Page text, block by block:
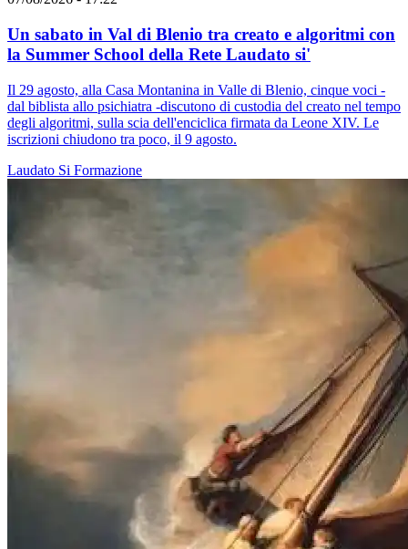
Un sabato in Val di Blenio tra creato e algoritmi con
la Summer School della Rete Laudato si'
Il 29 agosto, alla Casa Montanina in Valle di Blenio, cinque voci -
dal biblista allo psichiatra -discutono di custodia del creato nel tempo
degli algoritmi, sulla scia dell'enciclica firmata da Leone XIV. Le
iscrizioni chiudono tra poco, il 9 agosto.
Laudato Si Formazione